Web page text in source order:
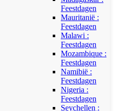
Feestdagen
Mauritanië :
Feestdagen
Malawi :
Feestdagen
Mozambique :
Feestdagen
Namibië :
Feestdagen
Nigeria :
Feestdagen
Seychellen :